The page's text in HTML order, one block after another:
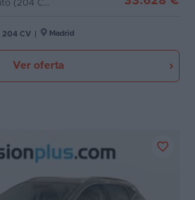
1.5 e-POWER Tekna+ Auto (204 CV)
204 CV Madrid
Ver oferta